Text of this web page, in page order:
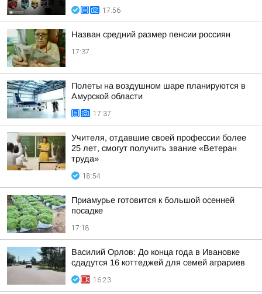
17:56
Назван средний размер пенсии россиян
17:37
Полеты на воздушном шаре планируются в
Амурской области
17:37
Учителя, отдавшие своей профессии более
25 лет, смогут получить звание «Ветеран
труда»
18:54
Приамурье готовится к большой осенней
посадке
17:18
Василий Орлов: До конца года в Ивановке
сдадутся 16 коттеджей для семей аграриев
16:23